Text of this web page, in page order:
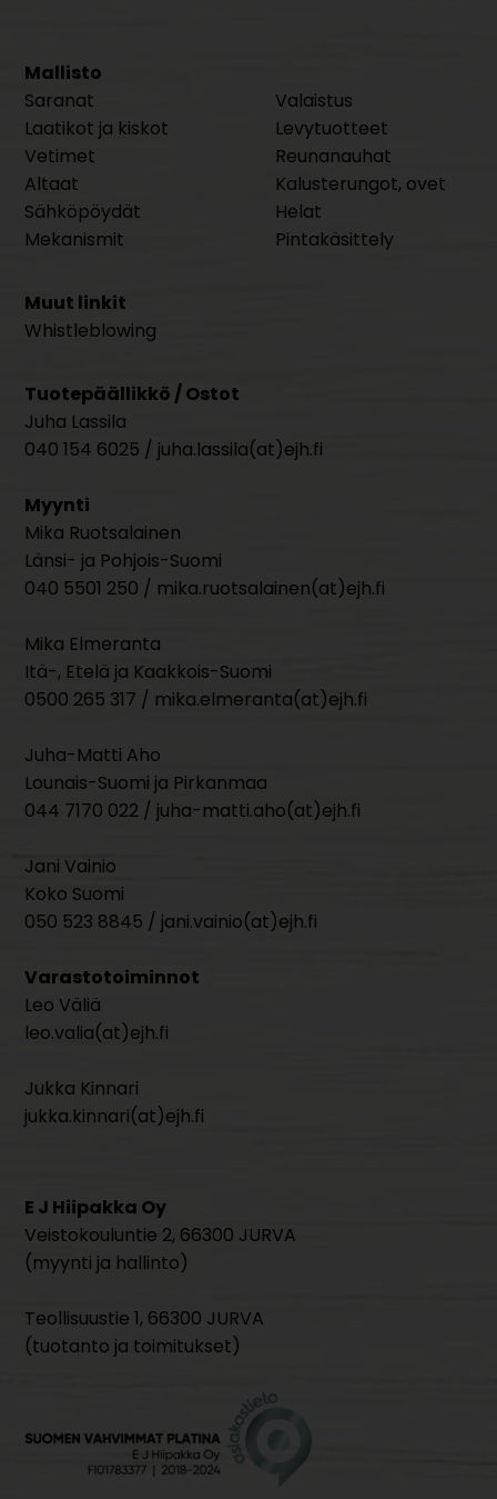
Mallisto
Saranat
Laatikot ja kiskot
Vetimet
Altaat
Sähköpöydät
Mekanismit
Valaistus
Levytuotteet
Reunanauhat
Kalusterungot, ovet
Helat
Pintakäsittely
Muut linkit
Whistleblowing
Tuotepäällikkö / Ostot
Juha Lassila
040 154 6025 / juha.lassila(at)ejh.fi
Myynti
Mika Ruotsalainen
Länsi- ja Pohjois-Suomi
040 5501 250 / mika.ruotsalainen(at)ejh.fi
Mika Elmeranta
Itä-, Etelä ja Kaakkois-Suomi
0500 265 317 / mika.elmeranta(at)ejh.fi
Juha-Matti Aho
Lounais-Suomi ja Pirkanmaa
044 7170 022 / juha-matti.aho(at)ejh.fi
Jani Vainio
Koko Suomi
050 523 8845 / jani.vainio(at)ejh.fi
Varastotoiminnot
Leo Väliä
leo.valia(at)ejh.fi
Jukka Kinnari
jukka.kinnari(at)ejh.fi
E J Hiipakka Oy
Veistokouluntie 2, 66300 JURVA
(myynti ja hallinto)
Teollisuustie 1, 66300 JURVA
(tuotanto ja toimitukset)